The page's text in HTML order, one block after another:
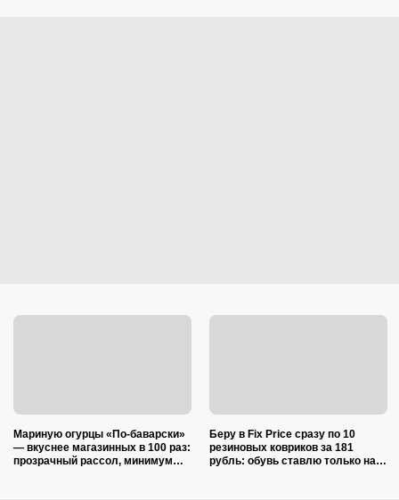
Мариную огурцы «По-баварски»
— вкуснее магазинных в 100 раз:
прозрачный рассол, минимум
Беру в Fix Price сразу по 10
резиновых ковриков за 181
рубль: обувь ставлю только на